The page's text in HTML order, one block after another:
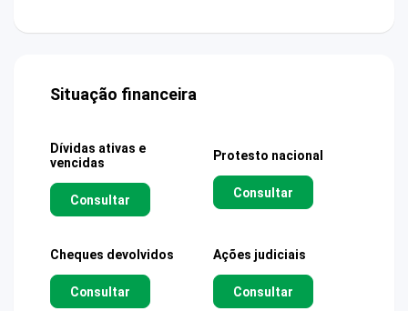
Situação financeira
Dívidas ativas e
vencidas
Consultar
Protesto nacional
Consultar
Cheques devolvidos
Consultar
Ações judiciais
Consultar